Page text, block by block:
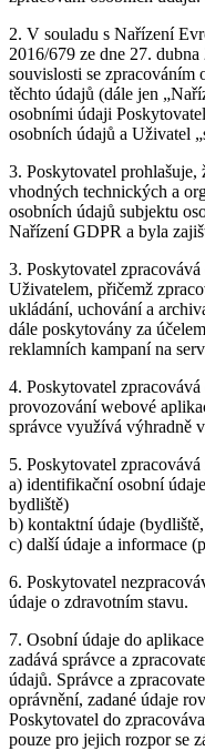
2. V souladu s Nařízení
2016/679 ze dne 27.
souvislosti se zpracováním
těchto údajů (dále jen
osobními údaji
osobních údajů a Uživatel
3. Poskytovatel prohlašuje,
vhodných technických a
osobních údajů subjektu
Nařízení GDPR a byla
3. Poskytovatel
Uživatelem, přičemž
ukládání, uchování a
dále poskytovány za
reklamních kampaní na
4. Poskytovatel
provozování webové
správce využívá výhradně
5. Poskytovatel
a) identifikační osobní
bydliště)
b) kontaktní údaje
c) další údaje a informace
6. Poskytovatel
údaje o zdravotním stavu.
7. Osobní údaje do
zadává správce a
údajů. Správce a
oprávnění, zadané údaje
Poskytovatel do
pouze pro jejich rozpor se